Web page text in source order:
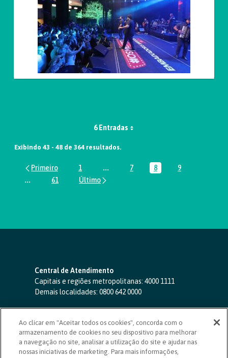
6 Entradas
Exibindo 43 - 48 de 364 resultados.
Página
1 ...Páginas intermediárias Usar ABA
Página
7 Página
8 Página
9
...Páginas intermediárias Usar ABA para navegar.
Página
61
Central de Atendimento
Capitais e regiões metropolitanas: 4000 1111
Demais localidades: 0800 642 0000
SAC 24 horas-0800 724 4420
Ouvidoria
0800 725 0996
(de segunda a sexta, das 8h às 20h)
ouvidoriasicoob.com.br
Ao clicar em "Aceitar todos os cookies", concorda com o
armazenamento de cookies no seu dispositivo para melhorar
a navegação no site, analisar a utilização do site e ajudar nas
nossas iniciativas de marketing. Para mais informações,